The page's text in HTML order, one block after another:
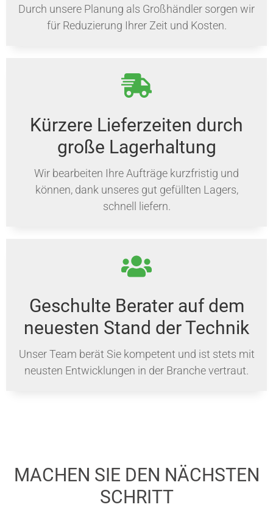
Durch unsere Planung als Großhändler sorgen wir
für Reduzierung Ihrer Zeit und Kosten.
Kürzere Lieferzeiten durch
große Lagerhaltung
Wir bearbeiten Ihre Aufträge kurzfristig und
können, dank unseres gut gefüllten Lagers,
schnell liefern.
Geschulte Berater auf dem
neuesten Stand der Technik
Unser Team berät Sie kompetent und ist stets mit
neusten Entwicklungen in der Branche vertraut.
MACHEN SIE DEN NÄCHSTEN
SCHRITT